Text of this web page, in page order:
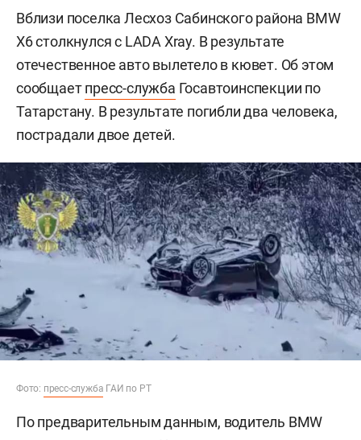
Вблизи поселка Лесхоз Сабинского района BMW
X6 столкнулся с LADA Xray. В результате
отечественное авто вылетело в кювет. Об этом
сообщаетпресс-служба Госавтоинспекции по
Татарстану. В результате погибли два человека,
пострадали двое детей.
Фото: пресс-служба ГАИ по РТ
По предварительным данным, водитель BMW